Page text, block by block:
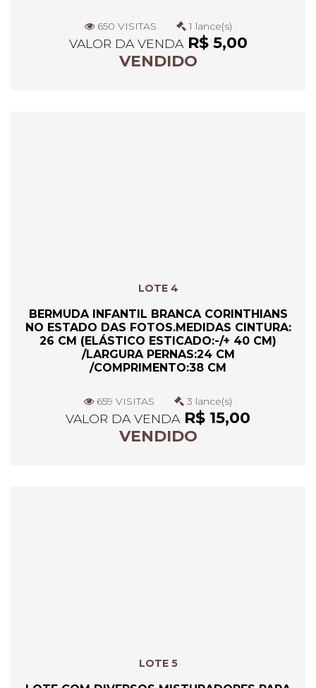
650 VISITAS 1 lance(s)
VALOR DA VENDAR$ 5,00
VENDIDO
LOTE 4
BERMUDA INFANTIL BRANCA CORINTHIANS
NO ESTADO DAS FOTOS.MEDIDAS CINTURA:
26 CM (ELÁSTICO ESTICADO:-/+ 40 CM)
/LARGURA PERNAS:24 CM
/COMPRIMENTO:38 CM
659 VISITAS 3 lance(s)
VALOR DA VENDAR$ 15,00
VENDIDO
LOTE 5